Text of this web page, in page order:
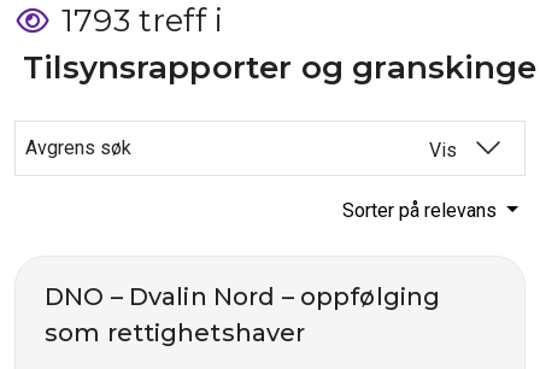
1793 treff i
Tilsynsrapporter og
Avgrens søk Vis
Sorter på relevans
DNO – Dvalin Nord – oppfølging
som rettighetshaver